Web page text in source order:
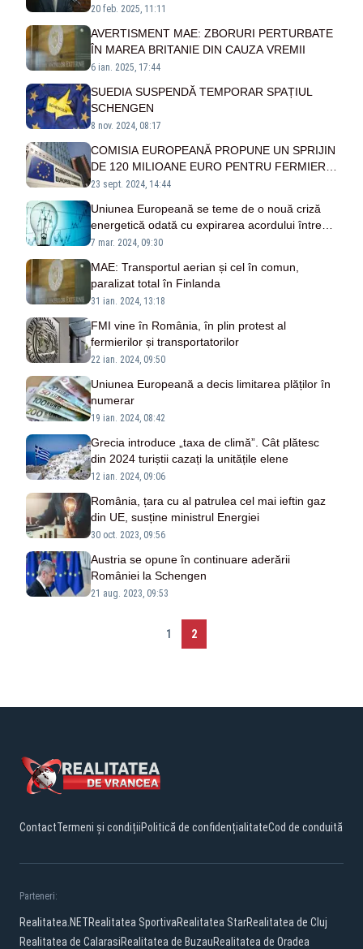
EUROPEI, INCLUSIV ROMÂNIA
20 feb. 2025, 11:11
AVERTISMENT MAE: ZBORURI PERTURBATE
ÎN MAREA BRITANIE DIN CAUZA VREMII
6 ian. 2025, 17:44
SUEDIA SUSPENDĂ TEMPORAR SPAȚIUL
SCHENGEN
8 nov. 2024, 08:17
COMISIA EUROPEANĂ PROPUNE UN SPRIJIN
DE 120 MILIOANE EURO PENTRU FERMIERII
DIN CINCI ŢĂRI, INCLUSIV ROMÂNIA
23 sept. 2024, 14:44
Uniunea Europeană se teme de o nouă criză
energetică odată cu expirarea acordului între
Kiev și Moscova
7 mar. 2024, 09:30
MAE: Transportul aerian și cel în comun,
paralizat total în Finlanda
31 ian. 2024, 13:18
FMI vine în România, în plin protest al
fermierilor și transportatorilor
22 ian. 2024, 09:50
Uniunea Europeană a decis limitarea plăților în
numerar
19 ian. 2024, 08:42
Grecia introduce „taxa de climă”. Cât plătesc
din 2024 turiștii cazați la unitățile elene
12 ian. 2024, 09:06
România, țara cu al patrulea cel mai ieftin gaz
din UE, susține ministrul Energiei
30 oct. 2023, 09:56
Austria se opune în continuare aderării
României la Schengen
21 aug. 2023, 09:53
1 2
ContactTermeni și condițiiPolitică de confidențialitateCod de conduită
Parteneri:
Realitatea.NETRealitatea SportivaRealitatea StarRealitatea de Cluj
Realitatea de CalarasiRealitatea de BuzauRealitatea de Oradea